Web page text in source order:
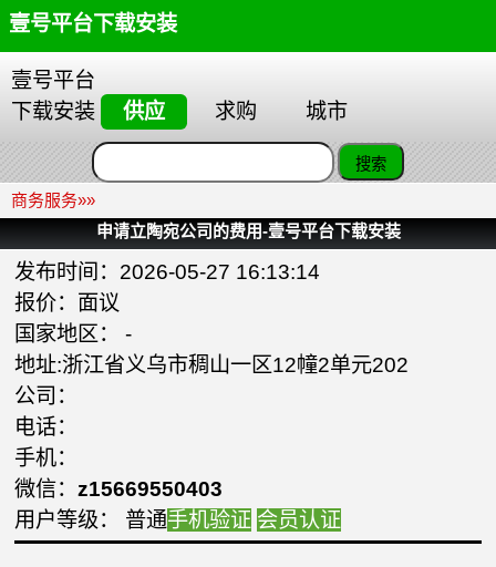
壹号平台下载安装
壹号平台
下载安装
供应 求购 城市
商务服务»»
申请立陶宛公司的费用-壹号平台下载安装
发布时间：2026-05-27 16:13:14
报价：面议
国家地区： -
地址:浙江省义乌市稠山一区12幢2单元202
公司：
电话：
手机：
微信： z15669550403
用户等级： 普通手机验证 会员认证